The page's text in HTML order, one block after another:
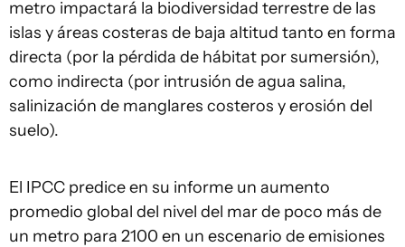
metro impactará la biodiversidad terrestre de las
islas y áreas costeras de baja altitud tanto en forma
directa (por la pérdida de hábitat por sumersión),
como indirecta (por intrusión de agua salina,
salinización de manglares costeros y erosión del
suelo).
El IPCC predice en su informe un aumento
promedio global del nivel del mar de poco más de
un metro para 2100 en un escenario de emisiones